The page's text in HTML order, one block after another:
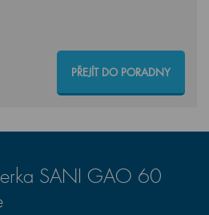
PŘEJÍT DO PORADNY
SANI GAO 60